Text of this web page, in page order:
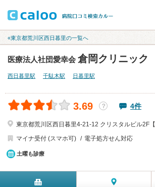
«東京都荒川区西日暮里の一覧へ
医療法人社団愛幸会 倉岡クリニック
西日暮里駅 千駄木駅 日暮里駅
3.69 ？ 4件
東京都荒川区西日暮里4-21-12 クリスタルビル2F【
マイナ受付 (スマホ可)
電子処方せん対応
土曜も診療